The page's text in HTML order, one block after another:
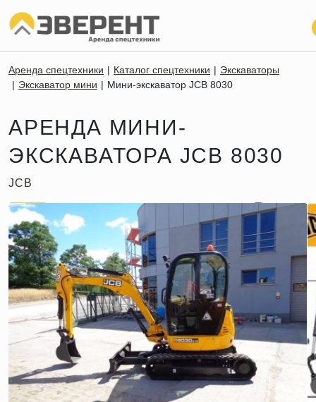
Аренда спецтехники Каталог спецтехники
Экскаваторы
Экскаватор мини
Мини-экскаватор JCB 8030
АРЕНДА МИНИ-
ЭКСКАВАТОРА JCB 8030
JCB